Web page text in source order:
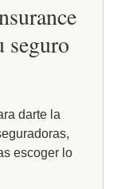
seguro
darte la
escoger lo